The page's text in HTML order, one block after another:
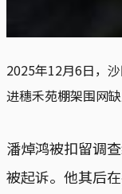
2025年12月6日，
进穗禾苑棚架围网
潘焯鸿被扣留调
被起诉。他其后